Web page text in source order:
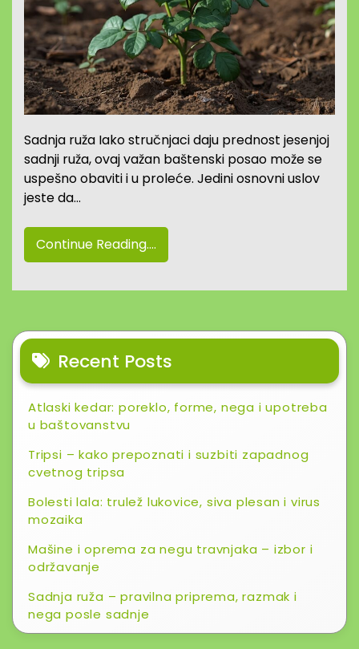
Sadnja ruža Iako stručnjaci daju prednost jesenjoj
sadnji ruža, ovaj važan baštenski posao može se
uspešno obaviti i u proleće. Jedini osnovni uslov
jeste da…
Continue Reading....
Recent Posts
Atlaski kedar: poreklo, forme, nega i upotreba
u baštovanstvu
Tripsi – kako prepoznati i suzbiti zapadnog
cvetnog tripsa
Bolesti lala: trulež lukovice, siva plesan i virus
mozaika
Mašine i oprema za negu travnjaka – izbor i
održavanje
Sadnja ruža – pravilna priprema, razmak i
nega posle sadnje